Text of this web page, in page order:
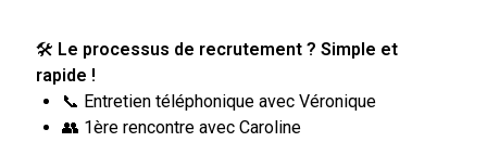
🛠 Le processus de recrutement ? Simple et
rapide !
📞 Entretien téléphonique avec Véronique
👥 1ère rencontre avec Caroline